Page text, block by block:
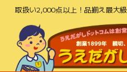
取扱い2,000点以上！品揃え最大